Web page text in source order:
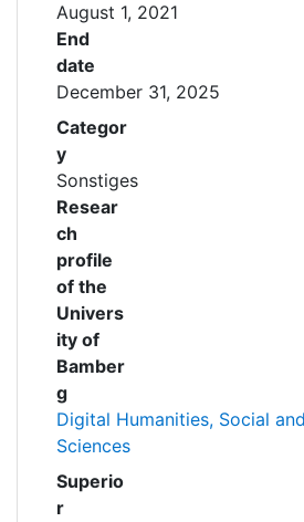
August 1, 2021
End
date
December 31, 2025
Categor
y
Sonstiges
Resear
ch
profile
of the
Univers
ity of
Bamber
g
Digital Humanities, Social
Sciences
Superio
r